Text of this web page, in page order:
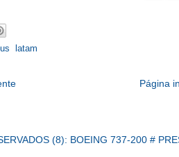
latam
Página
(8): BOEING 737-200 #